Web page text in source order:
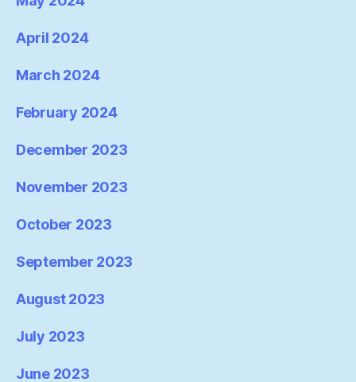
April 2024
March 2024
February 2024
December 2023
November 2023
October 2023
September 2023
August 2023
July 2023
June 2023